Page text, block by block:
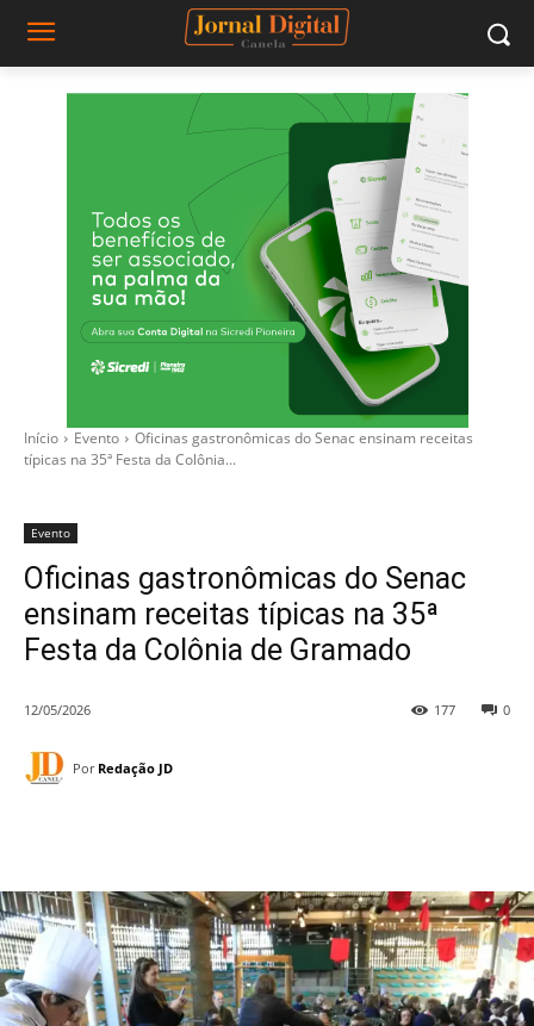
Início Evento
Oficinas gastronômicas do Senac ensinam receitas
típicas na 35ª Festa da Colônia...
Evento
Oficinas gastronômicas do Senac
ensinam receitas típicas na 35ª
Festa da Colônia de Gramado
12/05/2026 0
177
Por Redação JD